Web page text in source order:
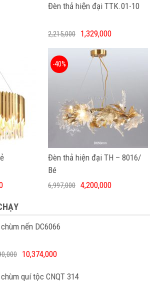
Đèn thả hiện đại TTK.01-10
2,215,000 1,329,000
Đèn thả hiện đại TH – 8016/
Bé
-40%
6,997,000 4,200,000
nến DC6066
10,374,000
quí tộc CNQT 314